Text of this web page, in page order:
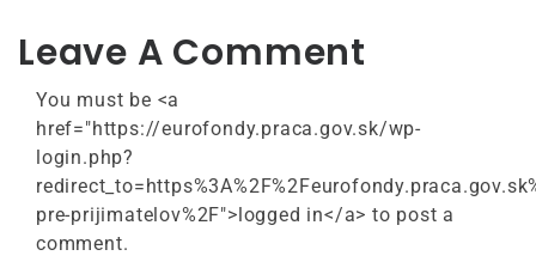
Leave A Comment
You must be <a
href="https://eurofondy.praca.gov.sk/wp-
login.php?
pre-prijimatelov%2F">logged in</a> to post a
comment.